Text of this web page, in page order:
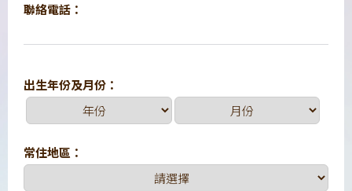
聯絡電話：
出生年份及月份：
常住地區：